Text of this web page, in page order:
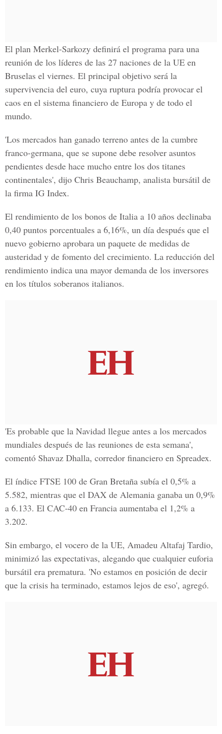
El plan Merkel-Sarkozy definirá el programa para una
reunión de los líderes de las 27 naciones de la UE en
Bruselas el viernes. El principal objetivo será la
supervivencia del euro, cuya ruptura podría provocar el
caos en el sistema financiero de Europa y de todo el
mundo.
'Los mercados han ganado terreno antes de la cumbre
franco-germana, que se supone debe resolver asuntos
pendientes desde hace mucho entre los dos titanes
continentales', dijo Chris Beauchamp, analista bursátil de
la firma IG Index.
El rendimiento de los bonos de Italia a 10 años declinaba
0,40 puntos porcentuales a 6,16%, un día después que el
nuevo gobierno aprobara un paquete de medidas de
austeridad y de fomento del crecimiento. La reducción del
rendimiento indica una mayor demanda de los inversores
en los títulos soberanos italianos.
'Es probable que la Navidad llegue antes a los mercados
mundiales después de las reuniones de esta semana',
comentó Shavaz Dhalla, corredor financiero en Spreadex.
El índice FTSE 100 de Gran Bretaña subía el 0,5% a
5.582, mientras que el DAX de Alemania ganaba un 0,9%
a 6.133. El CAC-40 en Francia aumentaba el 1,2% a
3.202.
Sin embargo, el vocero de la UE, Amadeu Altafaj Tardio,
minimizó las expectativas, alegando que cualquier euforia
bursátil era prematura. 'No estamos en posición de decir
que la crisis ha terminado, estamos lejos de eso', agregó.